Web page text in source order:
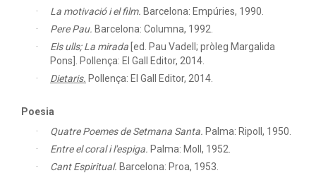
La motivació i el film. Barcelona: Empúries, 1990.
Pere Pau. Barcelona: Columna, 1992.
Els ulls; La mirada [ed. Pau Vadell; pròleg Margalida
Pons]. Pollença: El Gall Editor, 2014.
Dietaris. Pollença: El Gall Editor, 2014.
Poesia
Quatre Poemes de Setmana Santa. Palma: Ripoll, 1950.
Entre el coral i l'espiga. Palma: Moll, 1952.
Cant Espiritual. Barcelona: Proa, 1953.